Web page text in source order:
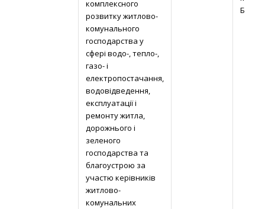
комплексного
розвитку житлово-
комунального
господарства у
сфері водо-, тепло-,
газо- і
електропостачання,
водовідведення,
експлуатації і
ремонту житла,
дорожнього і
зеленого
господарства та
благоустрою за
участю керівників
житлово-
комунальних
Б.П.